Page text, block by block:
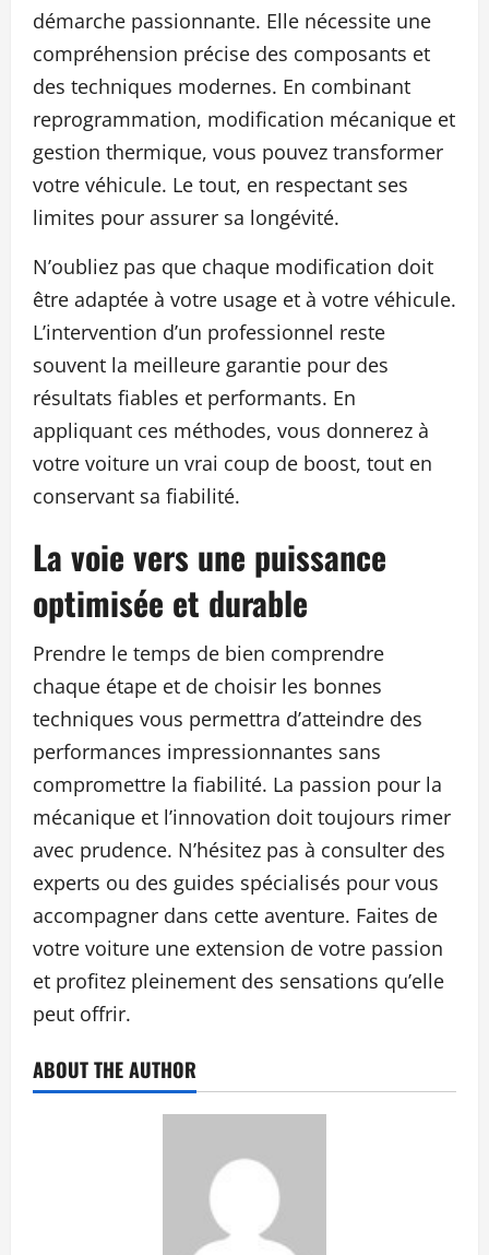
démarche passionnante. Elle nécessite une
compréhension précise des composants et
des techniques modernes. En combinant
reprogrammation, modification mécanique et
gestion thermique, vous pouvez transformer
votre véhicule. Le tout, en respectant ses
limites pour assurer sa longévité.
N’oubliez pas que chaque modification doit
être adaptée à votre usage et à votre véhicule.
L’intervention d’un professionnel reste
souvent la meilleure garantie pour des
résultats fiables et performants. En
appliquant ces méthodes, vous donnerez à
votre voiture un vrai coup de boost, tout en
conservant sa fiabilité.
La voie vers une puissance
optimisée et durable
Prendre le temps de bien comprendre
chaque étape et de choisir les bonnes
techniques vous permettra d’atteindre des
performances impressionnantes sans
compromettre la fiabilité. La passion pour la
mécanique et l’innovation doit toujours rimer
avec prudence. N’hésitez pas à consulter des
experts ou des guides spécialisés pour vous
accompagner dans cette aventure. Faites de
votre voiture une extension de votre passion
et profitez pleinement des sensations qu’elle
peut offrir.
ABOUT THE AUTHOR